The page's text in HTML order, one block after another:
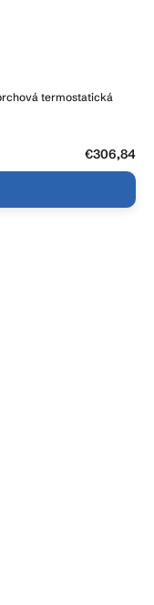
termostatická
€306,84